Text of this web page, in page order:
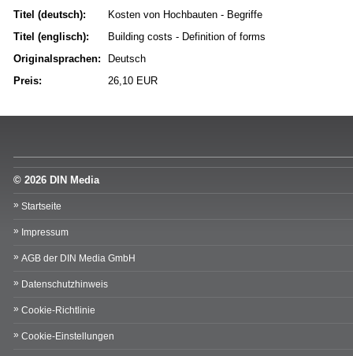
Titel (deutsch):
Kosten von Hochbauten - Begriffe
Titel (englisch):
Building costs - Definition of forms
Originalsprachen:
Deutsch
Preis:
26,10 EUR
© 2026 DIN Media
Startseite
Impressum
AGB der DIN Media GmbH
Datenschutzhinweis
Cookie-Richtlinie
Cookie-Einstellungen